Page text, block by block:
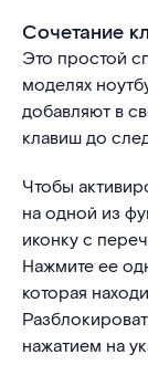
Сочетание
Это простой
моделях
добавляют в
клавиш до
Чтобы
на одной из
иконку с
Нажмите ее
которая
нажатием на